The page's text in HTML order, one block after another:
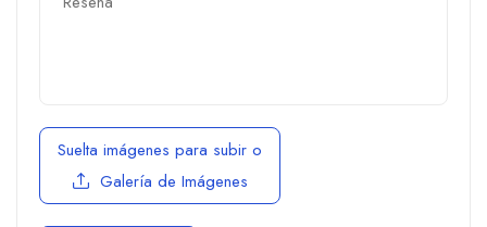
Suelta imágenes para subir o
Galería de Imágenes